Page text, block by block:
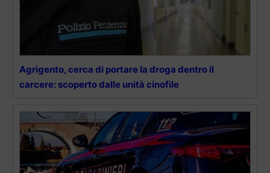
Agrigento, cerca di portare la droga dentro il
carcere: scoperto dalle unità cinofile